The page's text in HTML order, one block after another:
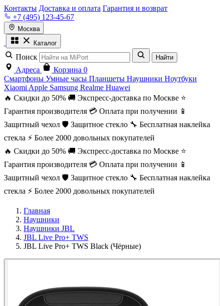
Контакты Доставка и оплата Гарантия и возврат
+7 (495) 123-45-67
Москва
Каталог
Поиск Найти
Адреса Корзина 0
Смартфоны Умные часы Планшеты Наушники Ноутбуки
Xiaomi Apple Samsung Realme Huawei
🔥 Скидки до 50% 🚚 Экспресс-доставка по Москве ⭐
Гарантия производителя 💳 Оплата при получении 📱
Защитный чехол 🛡️ Защитное стекло 🔧 Бесплатная наклейка
стекла ⚡ Более 2000 довольных покупателей
🔥 Скидки до 50% 🚚 Экспресс-доставка по Москве ⭐
Гарантия производителя 💳 Оплата при получении 📱
Защитный чехол 🛡️ Защитное стекло 🔧 Бесплатная наклейка
стекла ⚡ Более 2000 довольных покупателей
Главная
Наушники
Наушники JBL
JBL Live Pro+ TWS
JBL Live Pro+ TWS Black (Чёрные)